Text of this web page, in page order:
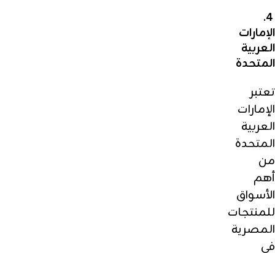
4.
الإمارات
العربية
المتحدة
تعتبر
الإمارات
العربية
المتحدة
من
أهم
الأسواق
للمنتجات
المصرية
في